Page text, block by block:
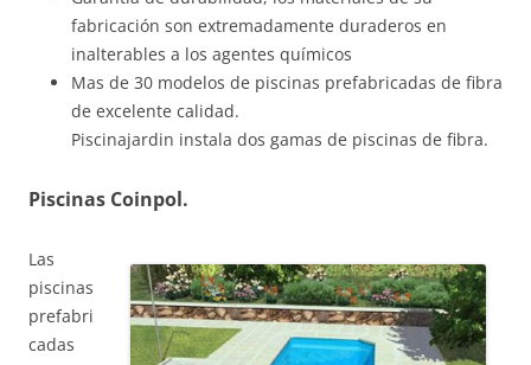
fabricación son extremadamente duraderos en
inalterables a los agentes químicos
Mas de 30 modelos de piscinas prefabricadas de fibra
de excelente calidad.
Piscinajardin instala dos gamas de piscinas de fibra.
Piscinas Coinpol.
Las
piscinas
prefabri
cadas